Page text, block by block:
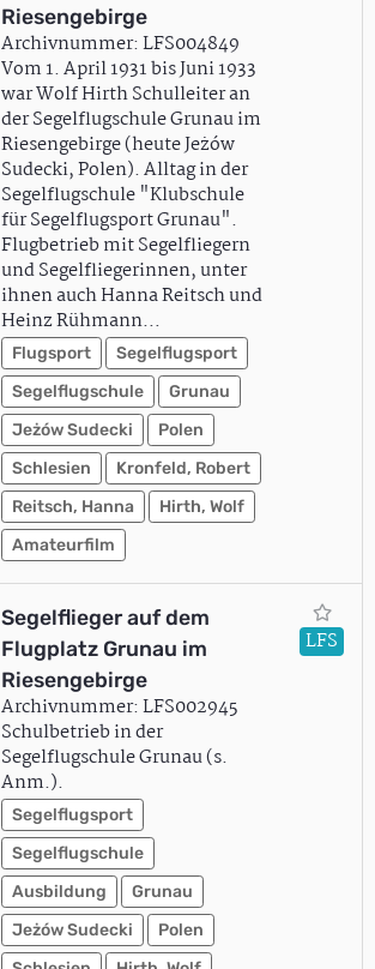
Riesengebirge
Archivnummer: LFS004849
Vom 1. April 1931 bis Juni 1933
war Wolf Hirth Schulleiter an
der Segelflugschule Grunau im
Riesengebirge (heute Jeżów
Sudecki, Polen). Alltag in der
Segelflugschule "Klubschule
für Segelflugsport Grunau".
Flugbetrieb mit Segelfliegern
und Segelfliegerinnen, unter
ihnen auch Hanna Reitsch und
Heinz Rühmann…
Flugsport
Segelflugsport
Segelflugschule
Grunau
Jeżów Sudecki
Polen
Schlesien
Kronfeld, Robert
Reitsch, Hanna
Hirth, Wolf
Amateurfilm
Segelflieger auf dem
Flugplatz Grunau im
Riesengebirge
Archivnummer: LFS002945
Schulbetrieb in der
Segelflugschule Grunau (s.
Anm.).
Segelflugsport
Segelflugschule
Ausbildung
Grunau
Jeżów Sudecki
Polen
LFS